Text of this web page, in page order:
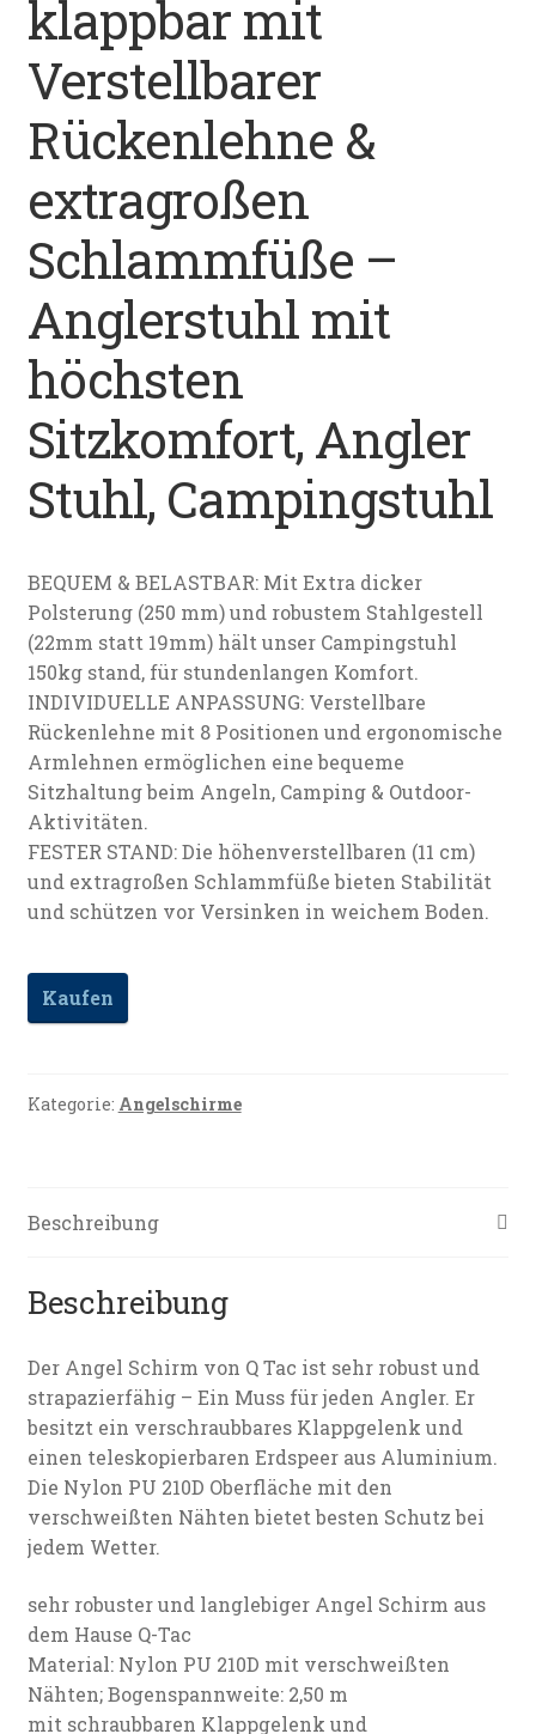
klappbar mit
Verstellbarer
Rückenlehne &
extragroßen
Schlammfüße –
Anglerstuhl mit
höchsten
Sitzkomfort, Angler
Stuhl, Campingstuhl
BEQUEM & BELASTBAR: Mit Extra dicker
Polsterung (250 mm) und robustem Stahlgestell
(22mm statt 19mm) hält unser Campingstuhl
150kg stand, für stundenlangen Komfort.
INDIVIDUELLE ANPASSUNG: Verstellbare
Rückenlehne mit 8 Positionen und ergonomische
Armlehnen ermöglichen eine bequeme
Sitzhaltung beim Angeln, Camping & Outdoor-
Aktivitäten.
FESTER STAND: Die höhenverstellbaren (11 cm)
und extragroßen Schlammfüße bieten Stabilität
und schützen vor Versinken in weichem Boden.
Kaufen
Kategorie: Angelschirme
Beschreibung
Beschreibung
Der Angel Schirm von Q Tac ist sehr robust und
strapazierfähig – Ein Muss für jeden Angler. Er
besitzt ein verschraubbares Klappgelenk und
einen teleskopierbaren Erdspeer aus Aluminium.
Die Nylon PU 210D Oberfläche mit den
verschweißten Nähten bietet besten Schutz bei
jedem Wetter.
sehr robuster und langlebiger Angel Schirm aus
dem Hause Q-Tac
Material: Nylon PU 210D mit verschweißten
Nähten; Bogenspannweite: 2,50 m
mit schraubbaren Klappgelenk und